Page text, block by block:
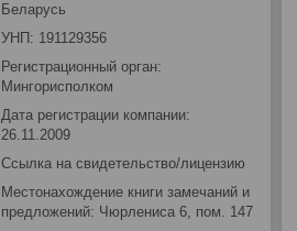
Беларусь
УНП: 191129356
Регистрационный орган:
Мингорисполком
Дата регистрации компании:
26.11.2009
Ссылка на свидетельство/лицензию
Местонахождение книги замечаний и
предложений: Чюрлениса 6, пом. 147